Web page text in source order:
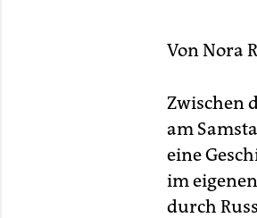
VonNora
Zwischen
am
eine
im
durch